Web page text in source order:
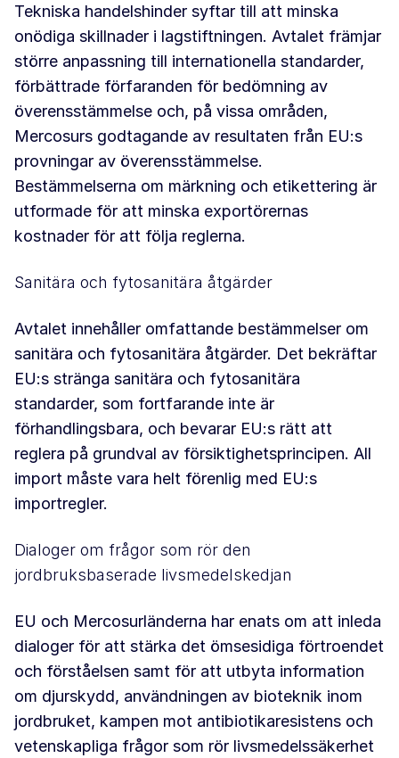
Tekniska handelshinder syftar till att minska
onödiga skillnader i lagstiftningen. Avtalet främjar
större anpassning till internationella standarder,
förbättrade förfaranden för bedömning av
överensstämmelse och, på vissa områden,
Mercosurs godtagande av resultaten från EU:s
provningar av överensstämmelse.
Bestämmelserna om märkning och etikettering är
utformade för att minska exportörernas
kostnader för att följa reglerna.
Sanitära och fytosanitära åtgärder
Avtalet innehåller omfattande bestämmelser om
sanitära och fytosanitära åtgärder. Det bekräftar
EU:s stränga sanitära och fytosanitära
standarder, som fortfarande inte är
förhandlingsbara, och bevarar EU:s rätt att
reglera på grundval av försiktighetsprincipen. All
import måste vara helt förenlig med EU:s
importregler.
Dialoger om frågor som rör den
jordbruksbaserade livsmedelskedjan
EU och Mercosurländerna har enats om att inleda
dialoger för att stärka det ömsesidiga förtroendet
och förståelsen samt för att utbyta information
om djurskydd, användningen av bioteknik inom
jordbruket, kampen mot antibiotikaresistens och
vetenskapliga frågor som rör livsmedelssäkerhet